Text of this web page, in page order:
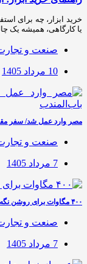
خرید ابزار، چه برای
یا کارگاهی، همیشه یک
صنعت و
10 مرداد 1405
مصر وارد عمل شد/ سفر
صنعت و
7 مرداد 1405
۴۰۰ مگاوات برای روشن نگه داشتن چراغ کسب‌وکار‌ها
صنعت و
7 مرداد 1405